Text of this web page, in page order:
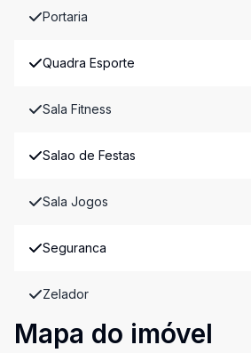
Portaria
Quadra Esporte
Sala Fitness
Salao de Festas
Sala Jogos
Seguranca
Zelador
Mapa do imóvel